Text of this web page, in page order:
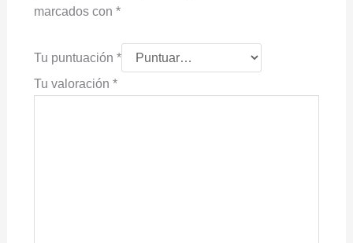
marcados con *
Tu puntuación *
Tu valoración *